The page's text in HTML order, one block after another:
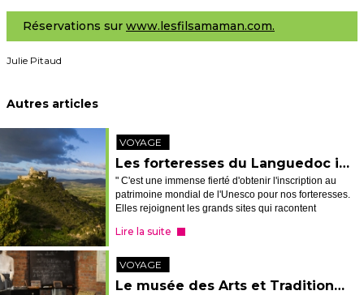
Réservations sur www.lesfilsamaman.com.
Julie Pitaud
Autres articles
VOYAGE
Les forteresses du Languedoc inscrites à l'Unesco
" C'est une immense fierté d'obtenir l'inscription au
patrimoine mondial de l'Unesco pour nos forteresses.
Elles rejoignent les grands sites qui racontent
qu'Hélène Sandragné, la prés...
Lire la suite
VOYAGE
Le musée des Arts et Traditions populaires à Wattrelos